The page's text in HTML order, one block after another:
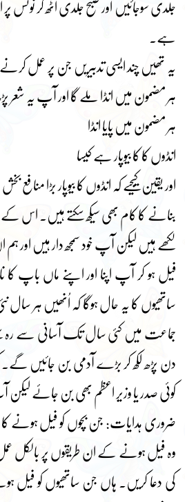
جلدی سوجائیں اور صبح جلدی اُٹھ کر نوٹس
ہے۔
یہ تھیں چند ایسی تدبیریں جن پر عمل
ہر مضمون میں انڈا ملے گا اور آپ یہ
ہر مضمون میں پایا انڈا
انڈوں کا کا بیوپار ہے کیسا
اور یقین کیجیے کہ انڈوں کا بیوپار بڑا
بنانے کا کام بھی سیکھ سکتے ہیں۔ اس کے
لکھے ہیں لیکن آپ خود سمجھ دار ہیں اور
فیل ہو کر آپ اپنا اور اپنے ماں
ساتھیوں کا یہ حال ہوگا کہ اُنھیں ہر
جماعت میں کئی سال تک آسانی سے رہ
دن پڑھ لکھ کر بڑے آدمی بن جائیں گے۔ کوئی
کوئی صدر یا وزیر اعظم بھی بن جائے
ضروری ہدایات: جن بچوں کو فیل ہونے کا
وہ فیل ہونے کے ان طریقوں پر بالکل
کی دعا کریں۔ ہاں جن ساتھیوں کو فیل